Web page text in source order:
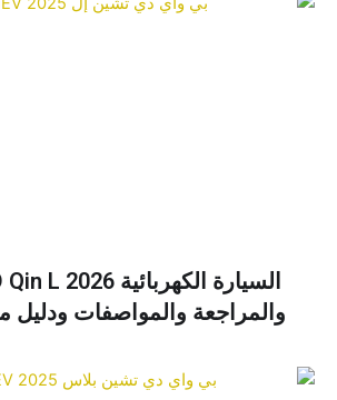
والمراجعة والمواصفات ودليل